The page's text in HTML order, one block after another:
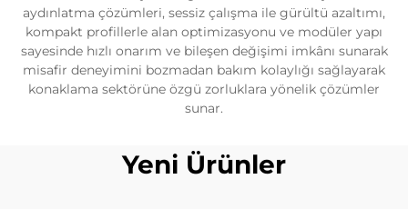
aydınlatma çözümleri, sessiz çalışma ile gürültü azaltımı,
kompakt profillerle alan optimizasyonu ve modüler yapı
sayesinde hızlı onarım ve bileşen değişimi imkânı sunarak
misafir deneyimini bozmadan bakım kolaylığı sağlayarak
konaklama sektörüne özgü zorluklara yönelik çözümler
sunar.
Yeni Ürünler